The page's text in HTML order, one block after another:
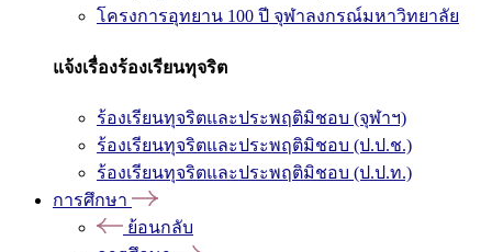
โครงการอุทยาน 100 ปี จุฬาลงกรณ์มหาวิทยาลัย
แจ้งเรื่องร้องเรียนทุจริต
ร้องเรียนทุจริตและประพฤติมิชอบ (จุฬาฯ)
ร้องเรียนทุจริตและประพฤติมิชอบ (ป.ป.ช.)
ร้องเรียนทุจริตและประพฤติมิชอบ (ป.ป.ท.)
การศึกษา
ย้อนกลับ